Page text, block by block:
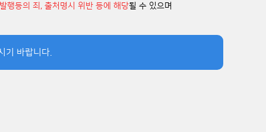
행등의 죄, 출처명시 위반 등에 해당될 수 있으며
기 바랍니다.